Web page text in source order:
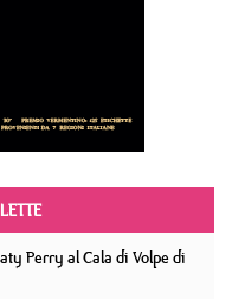
Perry al Cala di Volpe di